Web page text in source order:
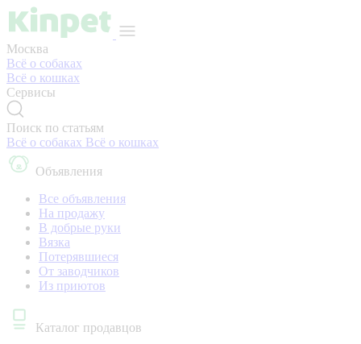
Москва
Всё о собаках
Всё о кошках
Сервисы
Поиск по статьям
Всё о собаках Всё о кошках
Объявления
Все объявления
На продажу
В добрые руки
Вязка
Потерявшиеся
От заводчиков
Из приютов
Каталог продавцов